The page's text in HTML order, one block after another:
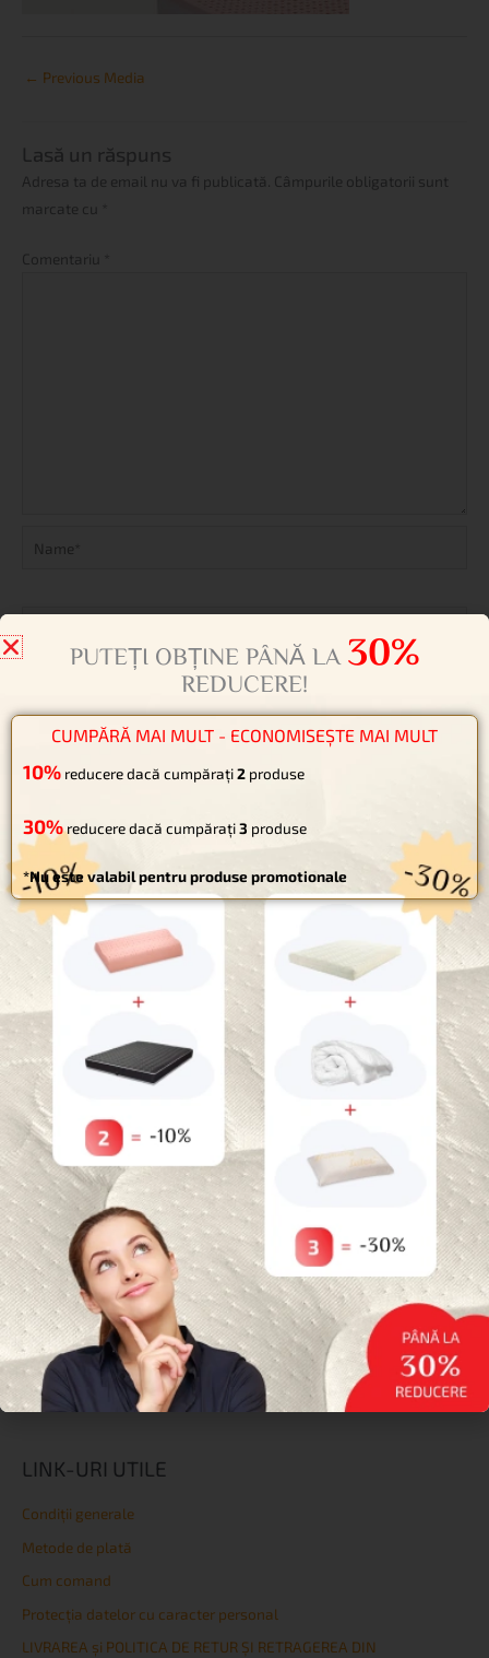
← Previous Media
Lasă un răspuns
Adresa ta de email nu va fi publicată. Câmpurile obligatorii sunt
marcate cu
Comentariu
Email*
Salvează-mi numele, emailul și site-ul web în acest navigator
Categorii
Paturi pentru animale de companie
Uncategorized
Reduceri
Saltele
Topperе
Protecții
Perne
Paturi și Somiere
Lenjerie de pat
LINK-URI UTILE
Condiţii generale
Metode de plată
Cum comand
Protecția datelor cu caracter personal
LIVRAREA și POLITICA DE RETUR ȘI RETRAGEREA DIN
PUTEȚI OBȚINE PÂNĂ LA 30%
REDUCERE!
CUMPĂRĂ MAI MULT - ECONOMISEȘTE MAI MULT
reducere dacă cumpărați
reducere dacă cumpărați
*Nu este valabil pentru produse promotionale